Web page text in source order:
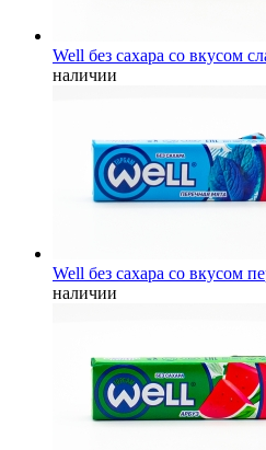
Well без сахара со вкусом
наличии
Well без сахара со вкусом
наличии